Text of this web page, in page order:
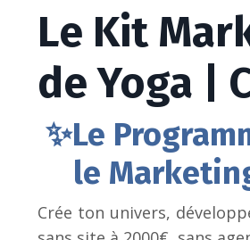
Le Kit
de Yoga |
✨Le
le
Crée ton univers,